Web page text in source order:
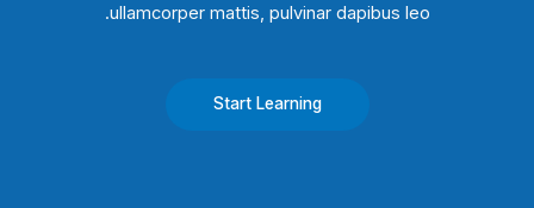
ullamcorper mattis, pulvinar dapibus leo.​
Start Learning